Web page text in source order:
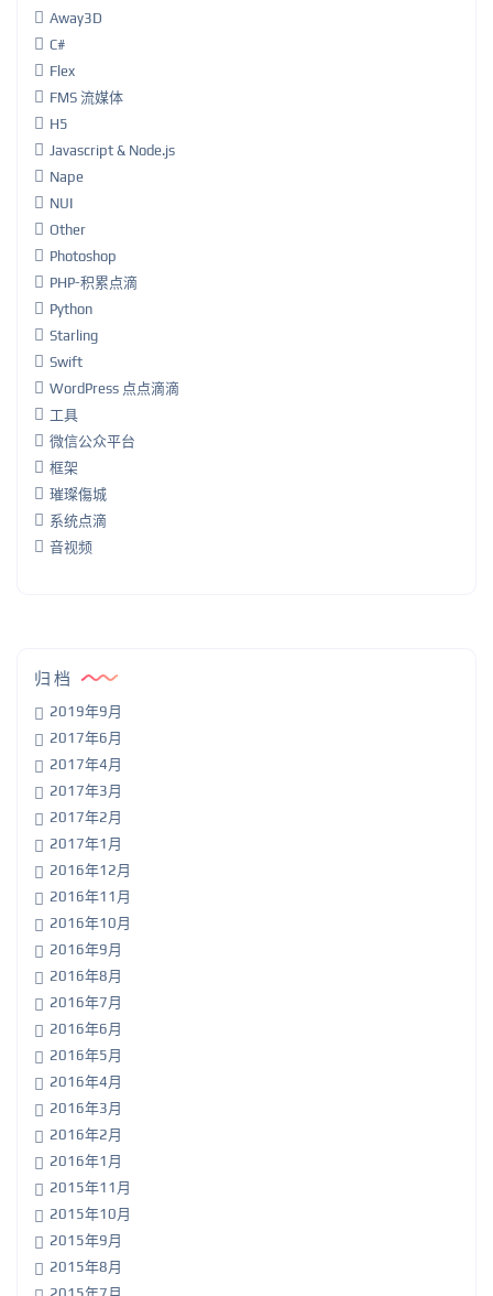
Away3D
C#
Flex
FMS 流媒体
H5
Javascript & Node.js
Nape
NUI
Other
Photoshop
PHP-积累点滴
Python
Starling
Swift
WordPress 点点滴滴
工具
微信公众平台
框架
璀璨傷城
系统点滴
音视频
归档
2019年9月
2017年6月
2017年4月
2017年3月
2017年2月
2017年1月
2016年12月
2016年11月
2016年10月
2016年9月
2016年8月
2016年7月
2016年6月
2016年5月
2016年4月
2016年3月
2016年2月
2016年1月
2015年11月
2015年10月
2015年9月
2015年8月